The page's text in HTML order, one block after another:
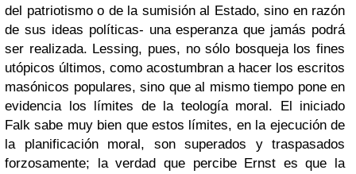
del patriotismo o de la sumisión al Estado, sino en razón
de sus ideas políticas- una esperanza que jamás podrá
ser realizada. Lessing, pues, no sólo bosqueja los fines
utópicos últimos, como acostumbran a hacer los escritos
masónicos populares, sino que al mismo tiempo pone en
evidencia los límites de la teología moral. El iniciado
Falk sabe muy bien que estos límites, en la ejecución de
la planificación moral, son superados y traspasados
forzosamente; la verdad que percibe Ernst es que la